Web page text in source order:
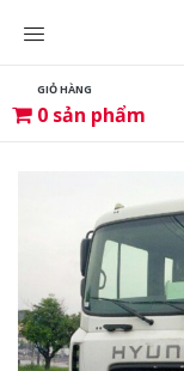
GIỎ HÀNG
0 sản phẩm